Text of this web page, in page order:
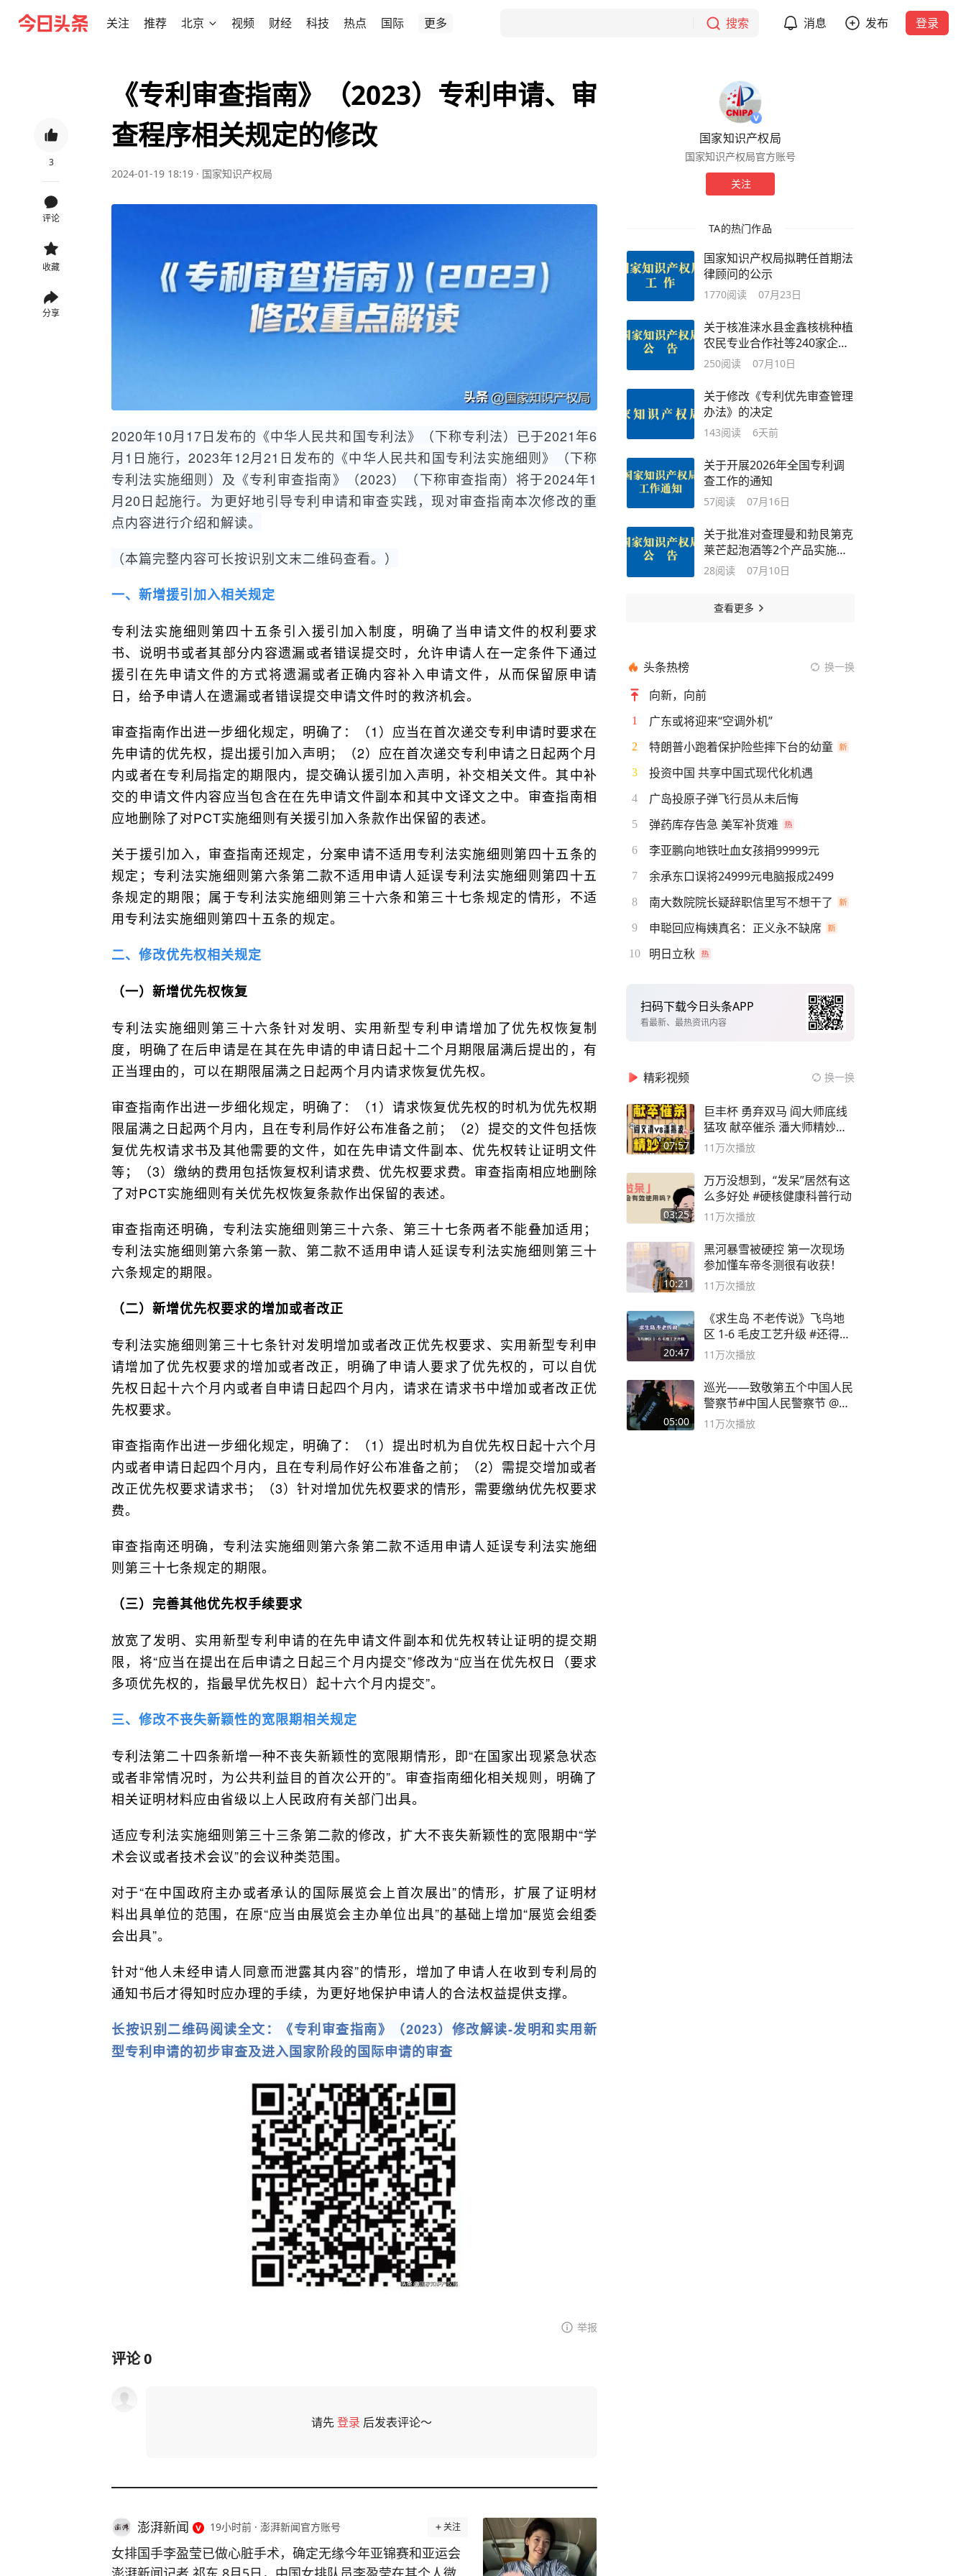
关注 推荐 北京 视频 财经 科技 热点 国际 更多 搜索 消息 发布 登录
3
评论
收藏
分享
《专利审查指南》（2023）专利申请、审
查程序相关规定的修改
2024-01-19 18:19 · 国家知识产权局
2020年10月17日发布的《中华人民共和国专利法》（下称专利法）已于2021年6
月1日施行，2023年12月21日发布的《中华人民共和国专利法实施细则》（下称
专利法实施细则）及《专利审查指南》（2023）（下称审查指南）将于2024年1
月20日起施行。为更好地引导专利申请和审查实践，现对审查指南本次修改的重
点内容进行介绍和解读。
（本篇完整内容可长按识别文末二维码查看。）
一、新增援引加入相关规定
专利法实施细则第四十五条引入援引加入制度，明确了当申请文件的权利要求
书、说明书或者其部分内容遗漏或者错误提交时，允许申请人在一定条件下通过
援引在先申请文件的方式将遗漏或者正确内容补入申请文件，从而保留原申请
日，给予申请人在遗漏或者错误提交申请文件时的救济机会。
审查指南作出进一步细化规定，明确了：（1）应当在首次递交专利申请时要求在
先申请的优先权，提出援引加入声明；（2）应在首次递交专利申请之日起两个月
内或者在专利局指定的期限内，提交确认援引加入声明，补交相关文件。其中补
交的申请文件内容应当包含在在先申请文件副本和其中文译文之中。审查指南相
应地删除了对PCT实施细则有关援引加入条款作出保留的表述。
关于援引加入，审查指南还规定，分案申请不适用专利法实施细则第四十五条的
规定；专利法实施细则第六条第二款不适用申请人延误专利法实施细则第四十五
条规定的期限；属于专利法实施细则第三十六条和第三十七条规定的情形，不适
用专利法实施细则第四十五条的规定。
二、修改优先权相关规定
（一）新增优先权恢复
专利法实施细则第三十六条针对发明、实用新型专利申请增加了优先权恢复制
度，明确了在后申请是在其在先申请的申请日起十二个月期限届满后提出的，有
正当理由的，可以在期限届满之日起两个月内请求恢复优先权。
审查指南作出进一步细化规定，明确了：（1）请求恢复优先权的时机为优先权期
限届满之日起两个月内，且在专利局作好公布准备之前；（2）提交的文件包括恢
复优先权请求书及其他需要的文件，如在先申请文件副本、优先权转让证明文件
等；（3）缴纳的费用包括恢复权利请求费、优先权要求费。审查指南相应地删除
了对PCT实施细则有关优先权恢复条款作出保留的表述。
审查指南还明确，专利法实施细则第三十六条、第三十七条两者不能叠加适用；
专利法实施细则第六条第一款、第二款不适用申请人延误专利法实施细则第三十
六条规定的期限。
（二）新增优先权要求的增加或者改正
专利法实施细则第三十七条针对发明增加或者改正优先权要求、实用新型专利申
请增加了优先权要求的增加或者改正，明确了申请人要求了优先权的，可以自优
先权日起十六个月内或者自申请日起四个月内，请求在请求书中增加或者改正优
先权要求。
审查指南作出进一步细化规定，明确了：（1）提出时机为自优先权日起十六个月
内或者申请日起四个月内，且在专利局作好公布准备之前；（2）需提交增加或者
改正优先权要求请求书；（3）针对增加优先权要求的情形，需要缴纳优先权要求
费。
审查指南还明确，专利法实施细则第六条第二款不适用申请人延误专利法实施细
则第三十七条规定的期限。
（三）完善其他优先权手续要求
放宽了发明、实用新型专利申请的在先申请文件副本和优先权转让证明的提交期
限，将“应当在提出在后申请之日起三个月内提交”修改为“应当在优先权日（要求
多项优先权的，指最早优先权日）起十六个月内提交”。
三、修改不丧失新颖性的宽限期相关规定
专利法第二十四条新增一种不丧失新颖性的宽限期情形，即“在国家出现紧急状态
或者非常情况时，为公共利益目的首次公开的”。审查指南细化相关规则，明确了
相关证明材料应由省级以上人民政府有关部门出具。
适应专利法实施细则第三十三条第二款的修改，扩大不丧失新颖性的宽限期中“学
术会议或者技术会议”的会议种类范围。
对于“在中国政府主办或者承认的国际展览会上首次展出”的情形，扩展了证明材
料出具单位的范围，在原“应当由展览会主办单位出具”的基础上增加“展览会组委
会出具”。
针对“他人未经申请人同意而泄露其内容”的情形，增加了申请人在收到专利局的
通知书后才得知时应办理的手续，为更好地保护申请人的合法权益提供支撑。
长按识别二维码阅读全文：《专利审查指南》（2023）修改解读-发明和实用新
型专利申请的初步审查及进入国家阶段的国际申请的审查
举报
评论0
请先登录 后发表评论～
澎湃新闻 19小时前 · 澎湃新闻官方账号 关注
女排国手李盈莹已做心脏手术，确定无缘今年亚锦赛和亚运会
国家知识产权局
国家知识产权局官方账号
关注
TA的热门作品
国家知识产权局拟聘任首期法
律顾问的公示
1770阅读 07月23日
关于核准涞水县金鑫核桃种植
农民专业合作社等240家企业
使用地理标志专用标志的公告
250阅读 07月10日
关于修改《专利优先审查管理
办法》的决定
143阅读 6天前
关于开展2026年全国专利调
查工作的通知
57阅读 07月16日
关于批准对查理曼和勃艮第克
莱芒起泡酒等2个产品实施地
理标志产品保护的公告
28阅读 07月10日
查看更多
头条热榜 换一换
向新，向前
1 广东或将迎来“空调外机”
2 特朗普小跑着保护险些摔下台的幼童
3 投资中国 共享中国式现代化机遇
4 广岛投原子弹飞行员从未后悔
5 弹药库存告急 美军补货难
6 李亚鹏向地铁吐血女孩捐99999元
7 余承东口误将24999元电脑报成2499
8 南大数院院长疑辞职信里写不想干了
9 申聪回应梅姨真名：正义永不缺席
10 明日立秋
扫码下载今日头条APP
看最新、最热资讯内容
精彩视频 换一换
07:57
巨丰杯 勇弃双马 阎大师底线
猛攻 献卒催杀 潘大师精妙入
局
11万次播放
03:25
万万没想到，“发呆”居然有这
么多好处 #硬核健康科普行动
11万次播放
10:21
黑河暴雪被硬控 第一次现场
参加懂车帝冬测很有收获！
11万次播放
20:47
《求生岛 不老传说》飞鸟地
区 1-6 毛皮工艺升级 #还得是
主机大作
11万次播放
05:00
巡光——致敬第五个中国人民
警察节#中国人民警察节 @抖
音小助手
11万次播放